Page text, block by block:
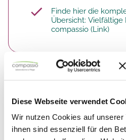
Diese Webseite verwendet
Wir nutzen Cookies auf
ihnen sind essenziell für den
Finde hier die
Übersicht: Vielfältige
compassio (Link)​
So arbeitest du. Deine
In unseren Pflegeeinrichtungen